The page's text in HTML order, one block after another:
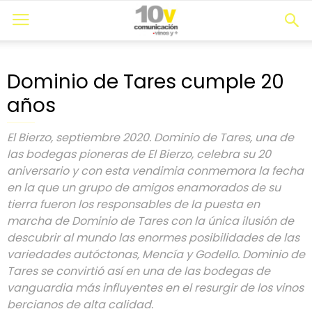
Dominio de Tares cumple 20
años
El Bierzo, septiembre 2020. Dominio de Tares, una de
las bodegas pioneras de El Bierzo, celebra su 20
aniversario y con esta vendimia conmemora la fecha
en la que un grupo de amigos enamorados de su
tierra fueron los responsables de la puesta en
marcha de Dominio de Tares con la única ilusión de
descubrir al mundo las enormes posibilidades de las
variedades autóctonas, Mencía y Godello. Dominio de
Tares se convirtió así en una de las bodegas de
vanguardia más influyentes en el resurgir de los vinos
bercianos de alta calidad.